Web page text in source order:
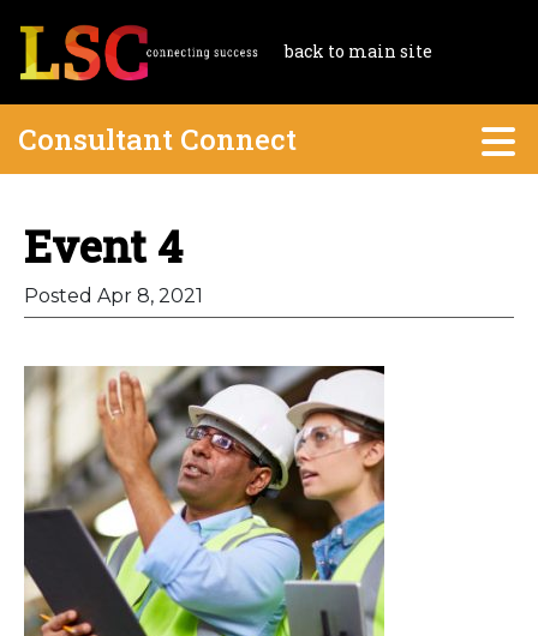
back to main site
Consultant Connect
Event 4
Posted Apr 8, 2021